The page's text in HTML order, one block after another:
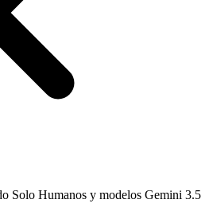
Solo Humanos y modelos Gemini 3.5